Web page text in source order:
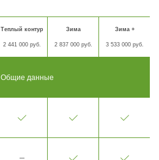
Теплый контур
2 441 000 руб.
Зима
2 837 000 руб.
Зима +
3 533 000 руб.
Общие данные